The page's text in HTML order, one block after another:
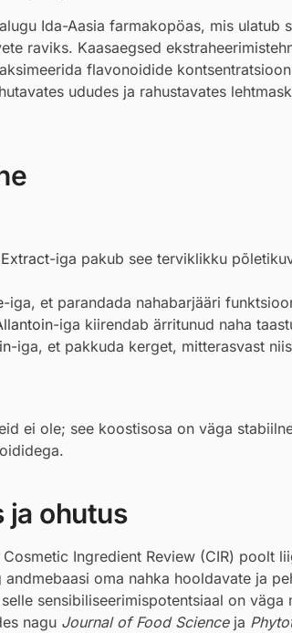
Ida-Aasia farmakopöas, mis ulatub
raviks. Kaasaegsed
flavonoidide
ududes ja rahustavates
-iga pakub see terviklikku
-iga, et parandada nahabarjääri
-iga kiirendab ärritunud naha
-iga, et pakkuda kerget, mitterasvast
ei ole; see koostisosa on väga
ja ohutus
Ingredient Review (CIR) poolt
oma nahka hooldavate ja
sensibiliseerimispotentsiaal on väga
nagu Journal of Food Scienceja